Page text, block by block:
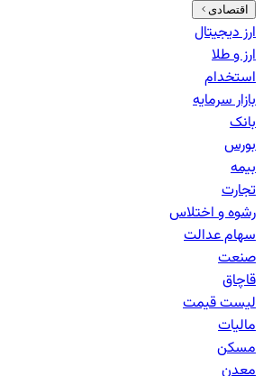
اقتصادی
ارز دیجیتال
ارز و طلا
استخدام
بازار سرمایه
بانک‌
بورس
بیمه
تجارت
رشوه و اختلاس
سهام عدالت
صنعت
قاچاق
لیست قیمت
مالیات
مسکن
معدن